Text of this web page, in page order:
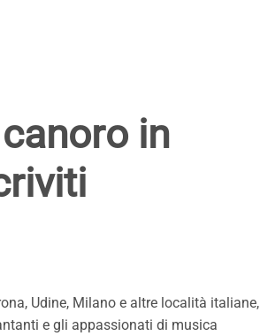
in
Udine, Milano e altre località italiane,
e gli appassionati di musica